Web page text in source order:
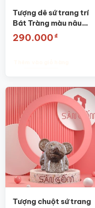
Tượng dê sứ trang trí
Bát Tràng màu nâu
SG-TT07
290.000 ₫
Tượng chuột sứ trang